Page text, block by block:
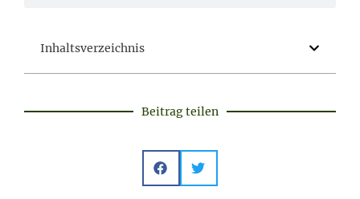
Inhaltsverzeichnis
Beitrag teilen